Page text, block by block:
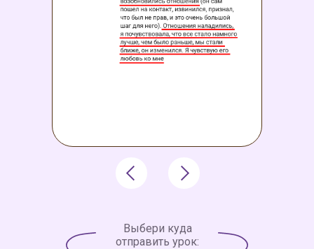
Выбери куда
отправить урок: